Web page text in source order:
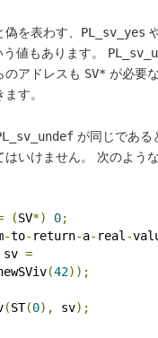
を表わす、 PL_sv_yes
値もあります。
のアドレスも SV* が必要
す。
が同じである
はいけません。 次のよう
(SV*) 0;
-to- return-a- real -
=
(42));
(ST(0), sv);